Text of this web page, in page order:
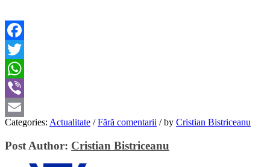
Facebook
Twitter
WhatsApp
Viber
Email
Categories: Actualitate / Fără comentarii /by Cristian Bistriceanu
Post Author: Cristian Bistriceanu